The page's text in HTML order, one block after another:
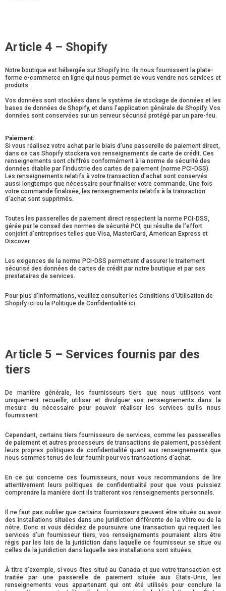
Article 4 – Shopify
Notre boutique est hébergée sur Shopify Inc. Ils nous fournissent la plate-
forme e-commerce en ligne qui nous permet de vous vendre nos services et
produits.
Vos données sont stockées dans le système de stockage de données et les
bases de données de Shopify, et dans l’application générale de Shopify. Vos
données sont conservées sur un serveur sécurisé protégé par un pare-feu.
Paiement:
Si vous réalisez votre achat par le biais d’une passerelle de paiement direct,
dans ce cas Shopify stockera vos renseignements de carte de crédit. Ces
renseignements sont chiffrés conformément à la norme de sécurité des
données établie par l’industrie des cartes de paiement (norme PCI-DSS).
Les renseignements relatifs à votre transaction d’achat sont conservés
aussi longtemps que nécessaire pour finaliser votre commande. Une fois
votre commande finalisée, les renseignements relatifs à la transaction
d’achat sont supprimés.
Toutes les passerelles de paiement direct respectent la norme PCI-DSS,
gérée par le conseil des normes de sécurité PCI, qui résulte de l’effort
conjoint d’entreprises telles que Visa, MasterCard, American Express et
Discover.
Les exigences de la norme PCI-DSS permettent d’assurer le traitement
sécurisé des données de cartes de crédit par notre boutique et par ses
prestataires de services.
Pour plus d’informations, veuillez consulter les Conditions d’Utilisation de
Shopify ici ou la Politique de Confidentialité ici.
Article 5 – Services fournis par des
tiers
De manière générale, les fournisseurs tiers que nous utilisons vont
uniquement recueillir, utiliser et divulguer vos renseignements dans la
mesure du nécessaire pour pouvoir réaliser les services qu’ils nous
fournissent.
Cependant, certains tiers fournisseurs de services, comme les passerelles
de paiement et autres processeurs de transactions de paiement, possèdent
leurs propres politiques de confidentialité quant aux renseignements que
nous sommes tenus de leur fournir pour vos transactions d’achat.
En ce qui concerne ces fournisseurs, nous vous recommandons de lire
attentivement leurs politiques de confidentialité pour que vous puissiez
comprendre la manière dont ils traiteront vos renseignements personnels.
Il ne faut pas oublier que certains fournisseurs peuvent être situés ou avoir
des installations situées dans une juridiction différente de la vôtre ou de la
nôtre. Donc si vous décidez de poursuivre une transaction qui requiert les
services d’un fournisseur tiers, vos renseignements pourraient alors être
régis par les lois de la juridiction dans laquelle ce fournisseur se situe ou
celles de la juridiction dans laquelle ses installations sont situées.
À titre d’exemple, si vous êtes situé au Canada et que votre transaction est
traitée par une passerelle de paiement située aux États-Unis, les
renseignements vous appartenant qui ont été utilisés pour conclure la